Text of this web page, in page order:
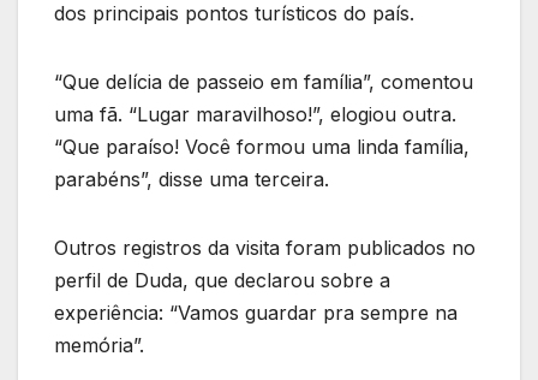
dos principais pontos turísticos do país.
“Que delícia de passeio em família”, comentou
uma fã. “Lugar maravilhoso!”, elogiou outra.
“Que paraíso! Você formou uma linda família,
parabéns”, disse uma terceira.
Outros registros da visita foram publicados no
perfil de Duda, que declarou sobre a
experiência: “Vamos guardar pra sempre na
memória”.